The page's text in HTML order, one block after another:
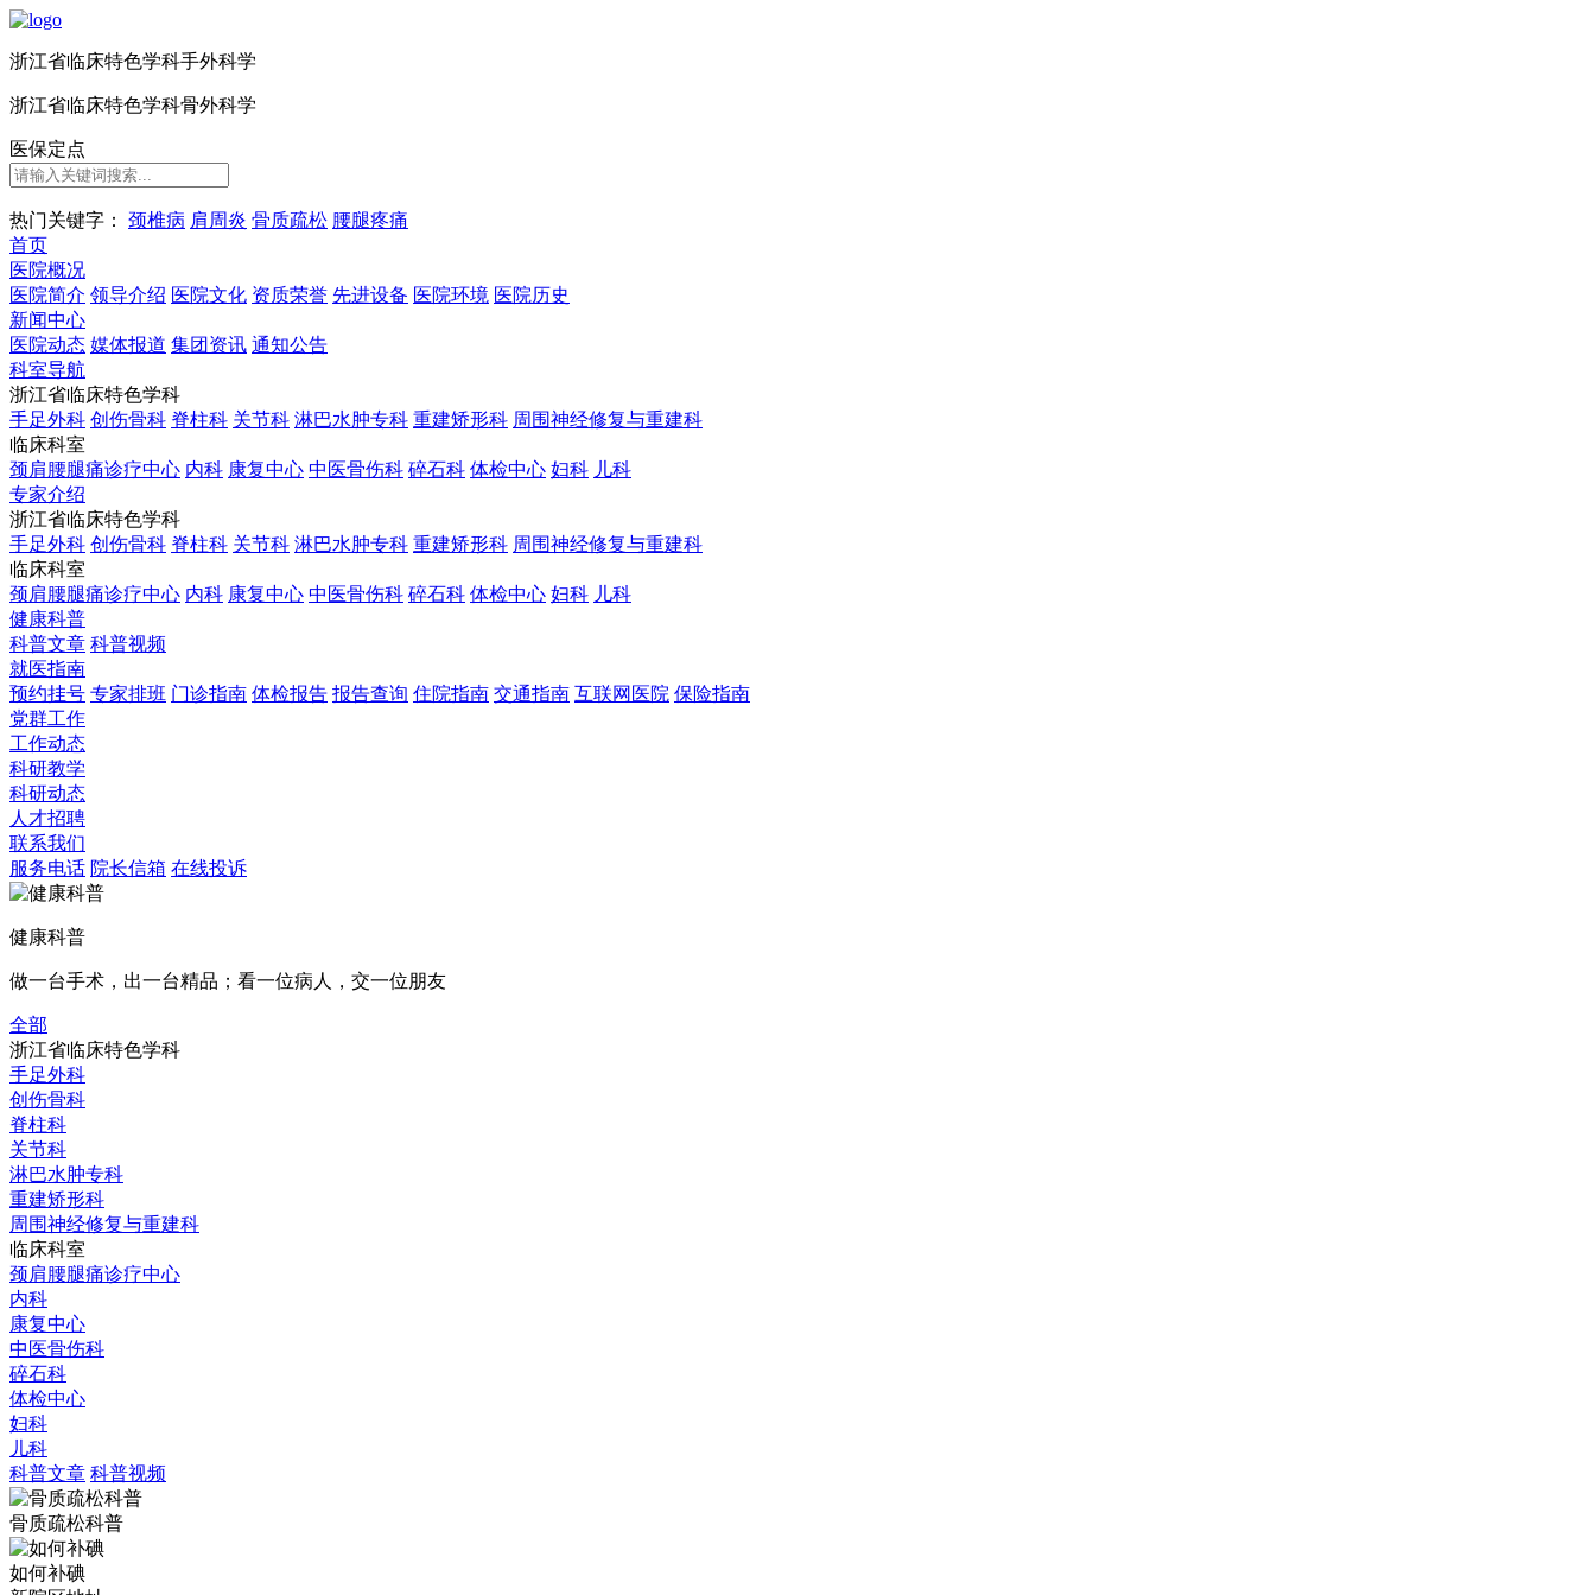
浙江省临床特色学科手外科学
浙江省临床特色学科骨外科学
医保定点
热门关键字： 颈椎病 肩周炎 骨质疏松 腰腿疼痛
首页
医院概况
医院简介 领导介绍 医院文化 资质荣誉 先进设备 医院环境 医院历史
新闻中心
医院动态 媒体报道 集团资讯 通知公告
科室导航
浙江省临床特色学科
手足外科 创伤骨科 脊柱科 关节科 淋巴水肿专科 重建矫形科 周围神经修复与重建科
临床科室
颈肩腰腿痛诊疗中心 内科 康复中心 中医骨伤科 碎石科 体检中心 妇科 儿科
专家介绍
浙江省临床特色学科
手足外科 创伤骨科 脊柱科 关节科 淋巴水肿专科 重建矫形科 周围神经修复与重建科
临床科室
颈肩腰腿痛诊疗中心 内科 康复中心 中医骨伤科 碎石科 体检中心 妇科 儿科
健康科普
科普文章 科普视频
就医指南
预约挂号 专家排班 门诊指南 体检报告 报告查询 住院指南 交通指南 互联网医院 保险指南
党群工作
工作动态
科研教学
科研动态
人才招聘
联系我们
服务电话 院长信箱 在线投诉
健康科普
做一台手术，出一台精品；看一位病人，交一位朋友
全部
浙江省临床特色学科
手足外科
创伤骨科
脊柱科
关节科
淋巴水肿专科
重建矫形科
周围神经修复与重建科
临床科室
颈肩腰腿痛诊疗中心
内科
康复中心
中医骨伤科
碎石科
体检中心
妇科
儿科
科普文章 科普视频
骨质疏松科普
如何补碘